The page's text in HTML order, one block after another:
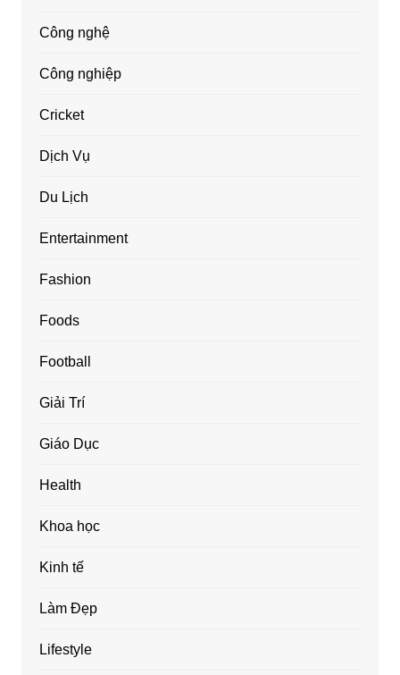
Công nghệ
Công nghiệp
Cricket
Dịch Vụ
Du Lịch
Entertainment
Fashion
Foods
Football
Giải Trí
Giáo Dục
Health
Khoa học
Kinh tế
Làm Đẹp
Lifestyle